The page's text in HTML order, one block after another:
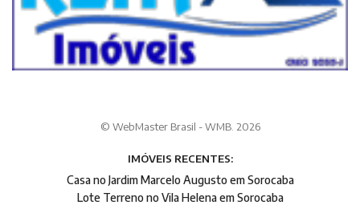
© WebMaster Brasil - WMB. 2026
IMÓVEIS RECENTES:
Casa no Jardim Marcelo Augusto em Sorocaba
Lote Terreno no Vila Helena em Sorocaba